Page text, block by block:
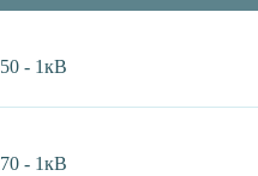
- 1кВ
- 1кВ